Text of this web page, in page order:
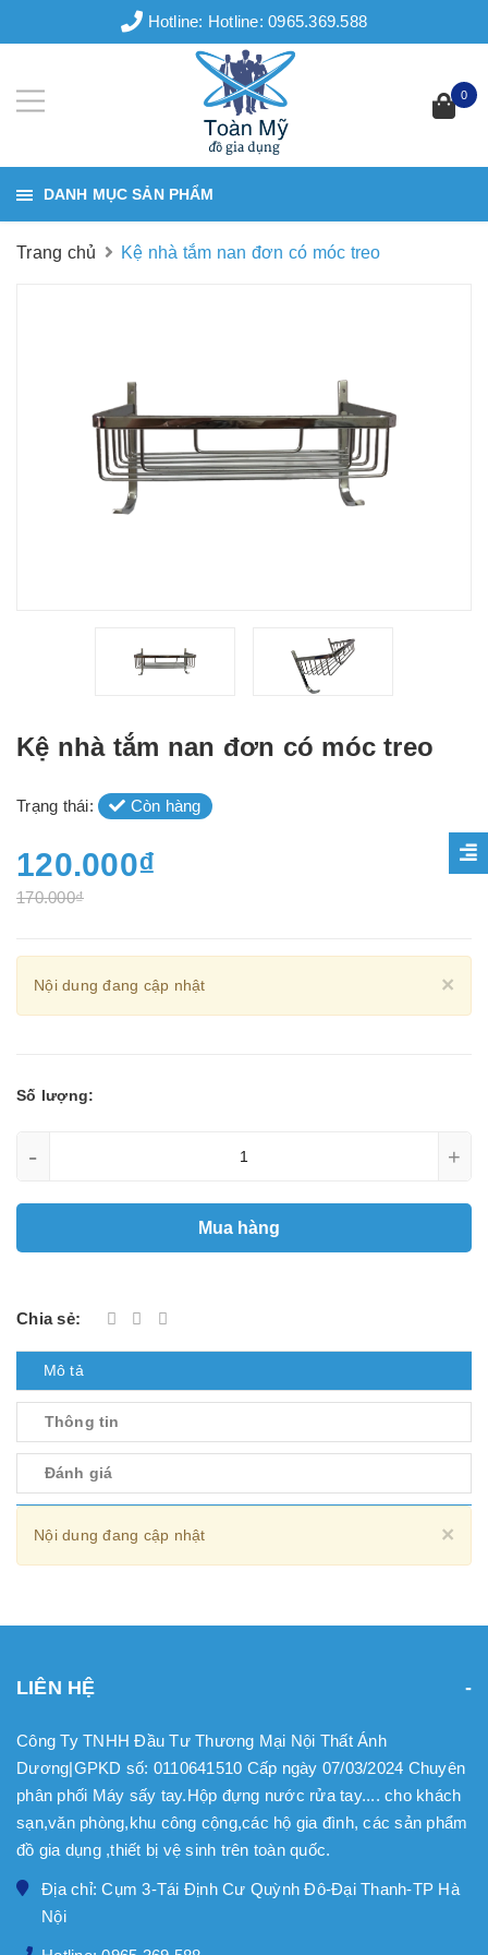
Hotline: Hotline: 0965.369.588
0
DANH MỤC SẢN PHẨM
Trang chủ Kệ nhà tắm nan đơn có móc treo
Kệ nhà tắm nan đơn có móc treo
Trạng thái: Còn hàng
120.000₫
170.000₫
×
Nội dung đang cập nhật
Số lượng:
- +
Mua hàng
Chia sẻ:
Mô tả
Thông tin
Đánh giá
×
Nội dung đang cập nhật
LIÊN HỆ
Công Ty TNHH Đầu Tư Thương Mại Nội Thất Ánh
Dương|GPKD số: 0110641510 Cấp ngày 07/03/2024 Chuyên
phân phối Máy sấy tay.Hộp đựng nước rửa tay.... cho khách
sạn,văn phòng,khu công cộng,các hộ gia đình, các sản phẩm
đồ gia dụng ,thiết bị vệ sinh trên toàn quốc.
Địa chỉ: Cụm 3-Tái Định Cư Quỳnh Đô-Đại Thanh-TP Hà
Nội